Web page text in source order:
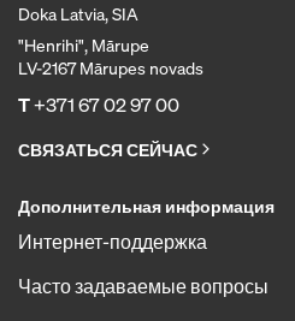
Doka Latvia, SIA
"Henrihi", Mārupe
LV-2167 Mārupes novads
T+371 67 02 97 00
СВЯЗАТЬСЯ СЕЙЧАС
Дополнительная информация
Интернет-поддержка
Часто задаваемые вопросы